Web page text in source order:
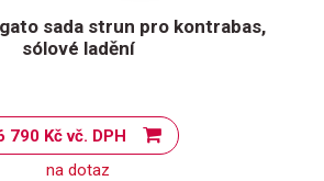
sada strun pro kontrabas,
sólové ladění
6 790 Kč vč. DPH
na dotaz